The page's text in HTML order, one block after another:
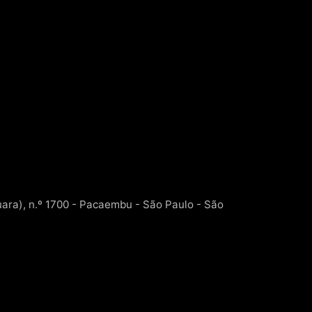
n.º 1700 - Pacaembu - São Paulo - São